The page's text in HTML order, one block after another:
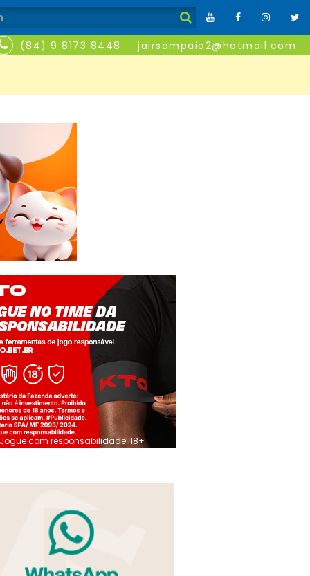
(84) 9 8173 8448 jairsampaio2@hotmail.com
Jogue com responsabilidade. 18+